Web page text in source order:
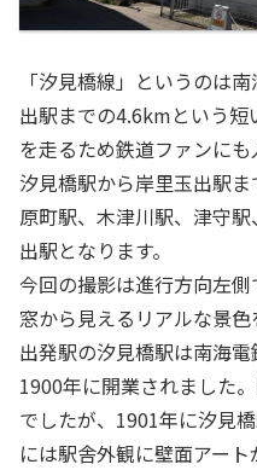
「汐見橋線」というのは
出駅までの4.6kmという
を走るため鉄道ファンにも
汐見橋駅から岸里玉出駅
原町駅、木津川駅、津守
出駅となります。
今回の撮影は進行方向左
窓から見えるリアルな景色
出発駅の汐見橋駅は南海電
1900年に開業されました
でしたが、1901年に汐見
には駅舎外観に壁面アー